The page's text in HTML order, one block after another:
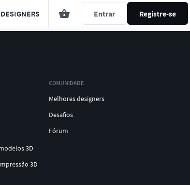
Entrar Registre-se
3D
3D
COMUNIDADE
Melhores designers
Desafios
Fórum